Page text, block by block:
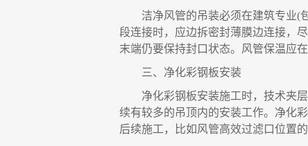
洁净风管的吊装必须在建筑专业(
段连接时， 应边拆密封薄膜边连接，
末端仍要保持封口状态。风管保温应
三、 净化彩钢板安装
净化彩钢板安装施工时， 技术夹
续有较多的吊顶内的安装工作。净化
后续施工，比如风管高效过滤口位置